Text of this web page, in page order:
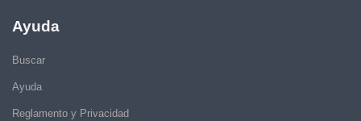
Ayuda
Buscar
Ayuda
Reglamento y Privacidad